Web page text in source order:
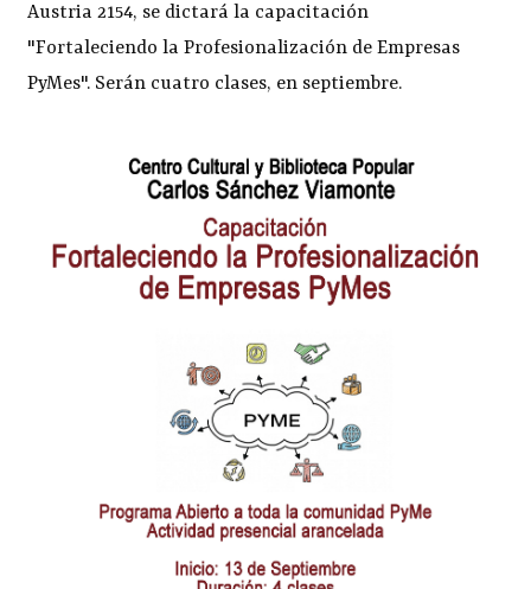
Austria 2154, se dictará la capacitación
"Fortaleciendo la Profesionalización de Empresas
PyMes". Serán cuatro clases, en septiembre.